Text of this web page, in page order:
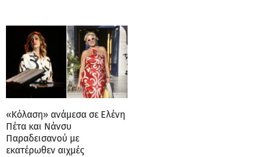
«Κόλαση» ανάμεσα σε Ελένη
Πέτα και Νάνσυ
Παραδεισανού με
εκατέρωθεν αιχμές